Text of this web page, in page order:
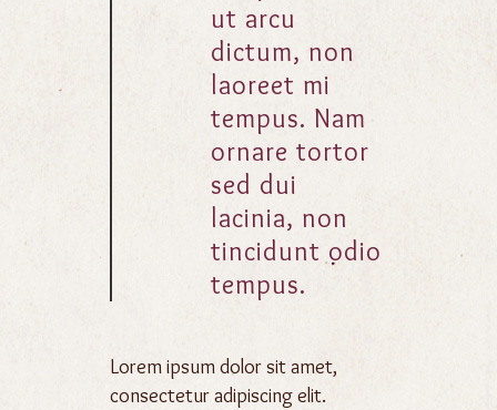
ut arcu
dictum, non
laoreet mi
tempus. Nam
ornare tortor
sed dui
lacinia, non
tincidunt odio
tempus.
Lorem ipsum dolor sit amet,
consectetur adipiscing elit.